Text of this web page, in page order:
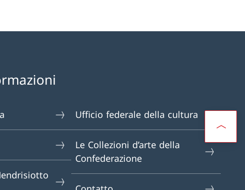
Ufficio federale della cultura
Le Collezioni d’arte della
Confederazione